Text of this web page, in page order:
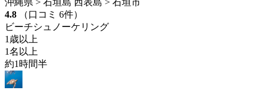
4.8
（口コミ 6件）
ビーチシュノーケリング
1歳以上
1名以上
約1時間半